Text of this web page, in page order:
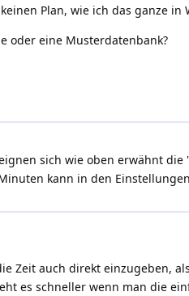
Plan, wie ich das ganze in
oder eine Musterdatenbank?
sich wie oben erwähnt
kann in den
Zeit auch direkt einzugeben,
es schneller wenn man die